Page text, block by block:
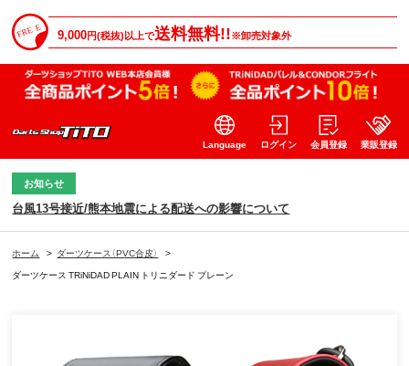
9,000円(税抜)以上で送料無料!!※卸売対象外
Language ログイン 会員登録 業販登録
お知らせ
台風13号接近/熊本地震による配送への影響について
ホーム > ダーツケース（PVC合皮）
>
ダーツケース TRiNiDAD PLAIN トリニダード プレーン